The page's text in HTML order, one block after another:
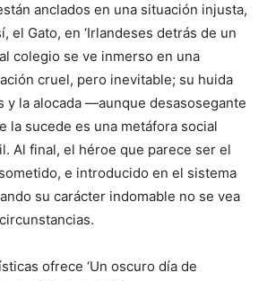
anclados en una situación injusta,
el Gato, en ‘Irlandeses detrás de un
colegio se ve inmerso en una
cruel, pero inevitable; su huida
y la alocada —aunque desasosegante
la sucede es una metáfora social
Al final, el héroe que parece ser el
e introducido en el sistema
su carácter indomable no se vea
ofrece ‘Un oscuro día de